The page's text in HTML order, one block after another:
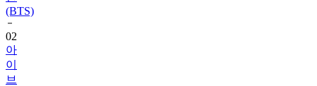
(BTS)
02
아
이
브